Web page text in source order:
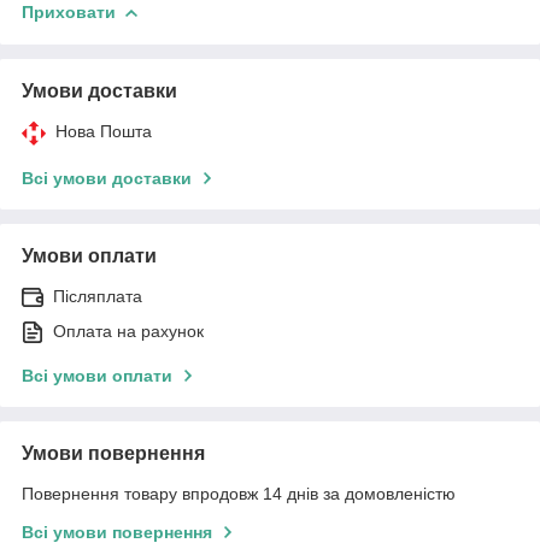
Приховати
Умови доставки
Нова Пошта
Всі умови доставки
Умови оплати
Післяплата
Оплата на рахунок
Всі умови оплати
Умови повернення
Повернення товару впродовж 14 днів за домовленістю
Всі умови повернення